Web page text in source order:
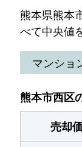
熊本県熊本
べて中央値
マンショ
熊本市西区
売却